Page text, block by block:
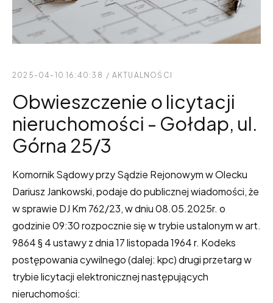
2025-04-10 16:40:38 / AKTUALNOŚCI
Obwieszczenie o licytacji
nieruchomości - Gołdap, ul.
Górna 25/3
Komornik Sądowy przy Sądzie Rejonowym w Olecku
Dariusz Jankowski, podaje do publicznej wiadomości, że
w sprawie DJ Km 762/23, w dniu 08.05.2025r. o
godzinie 09:30 rozpocznie się w trybie ustalonym w art.
9864 § 4 ustawy z dnia 17 listopada 1964 r. Kodeks
postępowania cywilnego (dalej: kpc) drugi przetarg w
trybie licytacji elektronicznej następujących
nieruchomości: